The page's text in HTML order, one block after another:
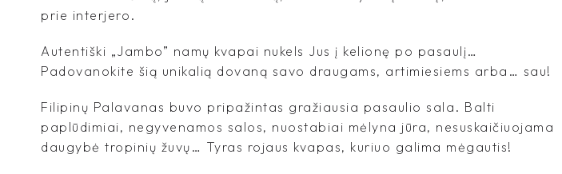
prie interjero.
Autentiški „Jambo” namų kvapai nukels Jus į kelionę po pasaulį…
Padovanokite šią unikalią dovaną savo draugams, artimiesiems arba… sau!
Filipinų Palavanas buvo pripažintas gražiausia pasaulio sala. Balti
paplūdimiai, negyvenamos salos, nuostabiai mėlyna jūra, nesuskaičiuojama
daugybė tropinių žuvų… Tyras rojaus kvapas, kuriuo galima mėgautis!